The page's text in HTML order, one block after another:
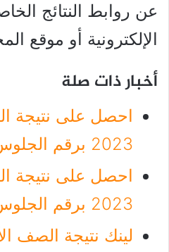
عن روابط النتائج
الإلكترونية أو موقع
أخبار ذات صلة
احصل على نتيجة
2023 برقم الجلوس.. ظهرت الأن
احصل على نتيجة
2023 برقم الجلوس.. ظهرت الأن